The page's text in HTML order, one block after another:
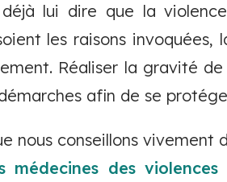
lui dire que la
les raisons invoquées,
Réaliser la gravité
afin de se
nous conseillons vivement
médecines des violences